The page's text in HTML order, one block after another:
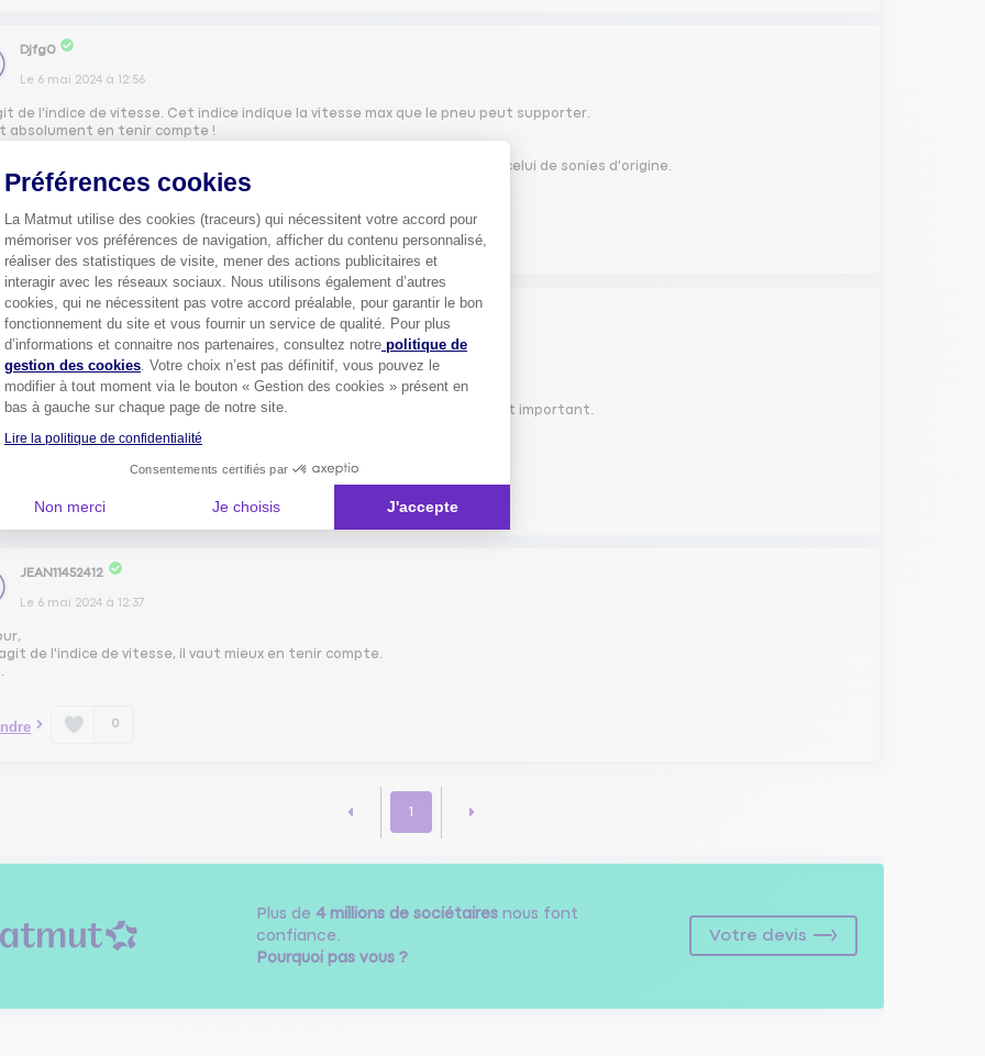
Djfg0
Le 6 mai 2024 à 12:56
de l'indice de vitesse. Cet indice indique la vitesse max que le pneu peut supporter.
absolument en tenir compte !
raisons de sécurité et d'homologation !
même interdit de monter des pneus avec un indice de vitesse inférieur à celui de sonies d'origine.
donc des pneus ZR ou même W.
0
OLIV35112565
Le6 mai 2024à12:49
Noémie,
s'agit de l'indice de vitesse supporté par les pneumatiques donc vraiment important.
JEAN11452412
Le 6 mai 2024 à 12:37
de l'indice de vitesse, il vaut mieux en tenir compte.
0
1
Plus de 4 millions de sociétairesnous font
confiance.
Pourquoi pas vous ?
Votre devis
Préférences cookies
La Matmut utilise des cookies (traceurs) qui nécessitent votre accord pour
mémoriser vos préférences de navigation, afficher du contenu personnalisé,
réaliser des statistiques de visite, mener des actions publicitaires et
interagir avec les réseaux sociaux. Nous utilisons également d’autres
cookies, qui ne nécessitent pas votre accord préalable, pour garantir le bon
fonctionnement du site et vous fournir un service de qualité. Pour plus
d’informations et connaitre nos partenaires, consultez notre politique de
gestion des cookies. Votre choix n’est pas définitif, vous pouvez le
modifier à tout moment via le bouton « Gestion des cookies » présent en
bas à gauche sur chaque page de notre site.
Lire la politique de confidentialité
Consentements certifiés par
Non merci Je choisis J'accepte
Axeptio consent